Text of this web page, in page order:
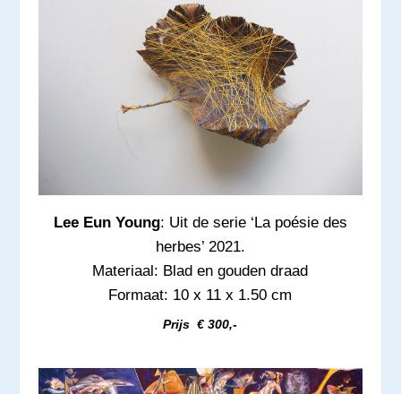
Lee Eun Young: Uit de serie ‘La poésie des
herbes’ 2021.
Materiaal: Blad en gouden draad
Formaat: 10 x 11 x 1.50 cm
Prijs € 300,-